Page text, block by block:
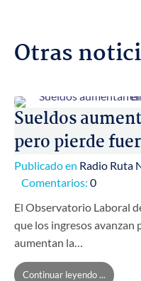
Otras
Sueldos
pero pierde
Publicado en Radio Ruta
Comentarios: 0
El Observatorio Laboral
que los ingresos
aumentan la…
Continuar leyendo ...